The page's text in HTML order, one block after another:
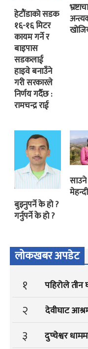
हेटौंडाको सडक
१६-१६ मिटर
कायम गर्ने र
बाइपास
सडकलाई
हाइवे बनाउँने
गरी सरकारले
निर्णय गर्दैछ :
रामचन्द्र राई
बुझ्नुपर्ने के हो ?
गर्नुपर्ने के हो ?
लोकखबर अपडेट
१ पहिरोले तीन
२ देवीघाट
३ दुप्चेश्वर